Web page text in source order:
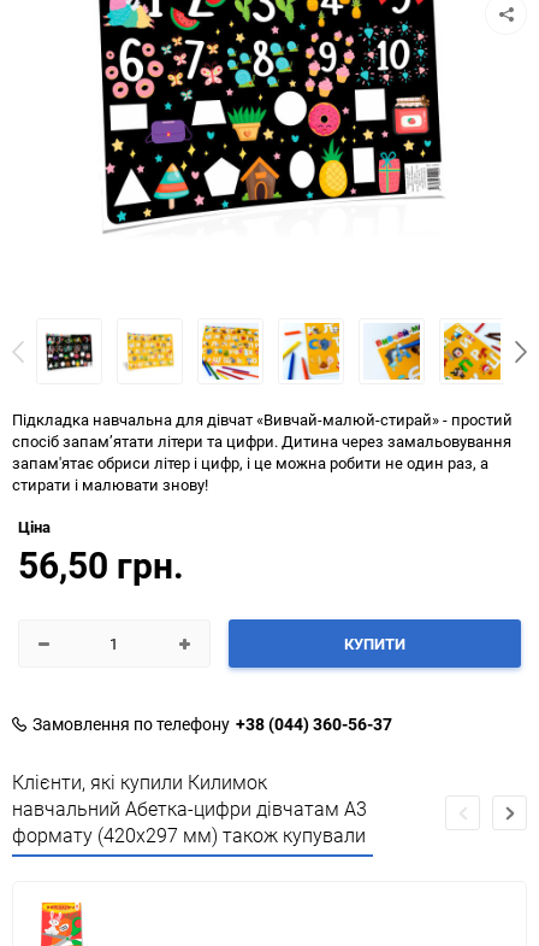
Підкладка навчальна для дівчат «Вивчай-малюй-стирай» - простий
спосіб запам’ятати літери та цифри. Дитина через замальовування
запам'ятає обриси літер і цифр, і це можна робити не один раз, а
стирати і малювати знову!
Ціна
56,50 грн.
КУПИТИ
Замовлення по телефону +38 (044) 360-56-37
Клієнти, які купили Килимок
навчальний Абетка-цифри дівчатам А3
формату (420х297 мм) також купували